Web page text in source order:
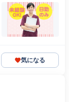
気になる